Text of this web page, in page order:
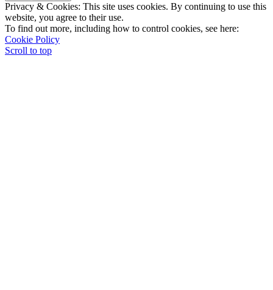
Privacy & Cookies: This site uses cookies. By continuing to use this
website, you agree to their use.
To find out more, including how to control cookies, see here:
Cookie Policy
Scroll to top